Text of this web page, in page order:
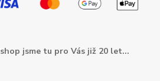
jsme tu pro Vás již 20 let...